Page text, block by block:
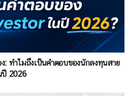
ง: ทำไมถึงเป็นคำตอบของนักลงทุนสาย
ปี 2026